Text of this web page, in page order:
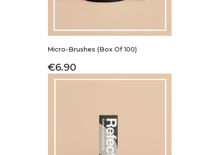
Micro-Brushes (Box Of 100)
Price
€6.90